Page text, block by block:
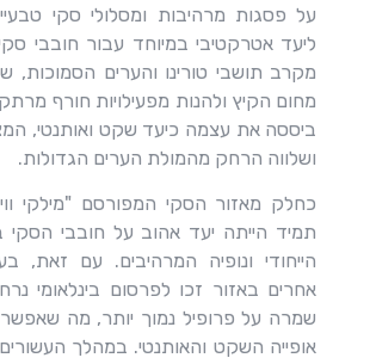
על פסגות מרהיבות ומסלולי סקי
ליעד אטרקטיבי במיוחד עבור חובבי
מקרב תושבי טורינו והערים הסמוכות,
מחום הקיץ ולהנות מפעילויות חורף
ביססה את עצמה כיעד שקט ואותנטי,
ושלווה הרחק מהמולת הערים הגדולות.
כחלק מאזור הסקי המפורסם "מילקי
תמיד הייתה יעד אהוב על חובבי הסקי
הייחודי ונופיה המרהיבים. עם זאת,
אחרים באזור זכו לפרסום בינלאומי
שמרה על פרופיל נמוך יותר, מה
אופייה השקט והאותנטי. במהלך